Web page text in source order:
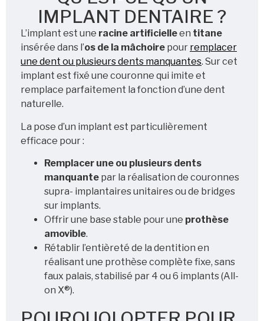
IMPLANT DENTAIRE ?
L’implant est une racine artificielleen titane
insérée dans l’os de la mâchoire pour remplacer
une dent ou plusieurs dents manquantes. Sur cet
implant est fixé une couronne qui imite et
remplace parfaitement la fonction d’une dent
naturelle.
La pose d’un implant est particulièrement
efficace pour :
Remplacer une ou plusieurs dents
manquante par la réalisation de couronnes
supra- implantaires unitaires ou de bridges
sur implants.
Offrir une base stable pour une prothèse
amovible.
Rétablir l’entièreté de la dentition en
réalisant une prothèse complète fixe, sans
faux palais, stabilisé par 4 ou 6 implants (All-
on X®).